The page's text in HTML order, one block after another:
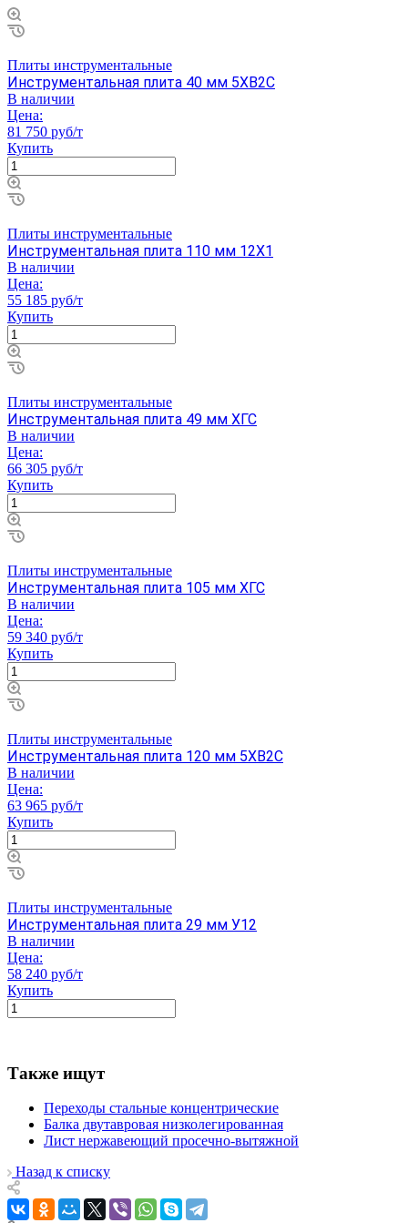
Плиты инструментальные
Инструментальная плита 40 мм 5ХВ2С
В наличии
Цена:
81 750 руб/т
Купить
Плиты инструментальные
Инструментальная плита 110 мм 12Х1
В наличии
Цена:
55 185 руб/т
Купить
Плиты инструментальные
Инструментальная плита 49 мм ХГС
В наличии
Цена:
66 305 руб/т
Купить
Плиты инструментальные
Инструментальная плита 105 мм ХГС
В наличии
Цена:
59 340 руб/т
Купить
Плиты инструментальные
Инструментальная плита 120 мм 5ХВ2С
В наличии
Цена:
63 965 руб/т
Купить
Плиты инструментальные
Инструментальная плита 29 мм У12
В наличии
Цена:
58 240 руб/т
Купить
Также ищут
Переходы стальные концентрические
Балка двутавровая низколегированная
Лист нержавеющий просечно-вытяжной
Назад к списку